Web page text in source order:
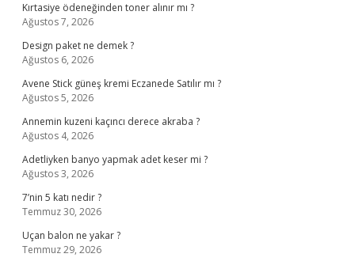
Kırtasiye ödeneğinden toner alınır mı ?
Ağustos 7, 2026
Design paket ne demek ?
Ağustos 6, 2026
Avene Stick güneş kremi Eczanede Satılır mı ?
Ağustos 5, 2026
Annemin kuzeni kaçıncı derece akraba ?
Ağustos 4, 2026
Adetliyken banyo yapmak adet keser mi ?
Ağustos 3, 2026
7’nin 5 katı nedir ?
Temmuz 30, 2026
Uçan balon ne yakar ?
Temmuz 29, 2026